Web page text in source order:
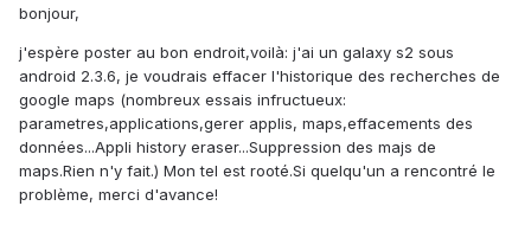
bonjour,
j'espère poster au bon endroit,voilà: j'ai un galaxy s2 sous
android 2.3.6, je voudrais effacer l'historique des recherches de
google maps (nombreux essais infructueux:
parametres,applications,gerer applis, maps,effacements des
données...Appli history eraser...Suppression des majs de
maps.Rien n'y fait.) Mon tel est rooté.Si quelqu'un a rencontré le
problème, merci d'avance!